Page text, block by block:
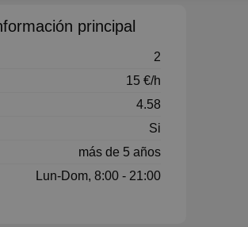
principal
2
15 €/h
4.58
Si
más de 5 años
Lun-Dom, 8:00 - 21:00